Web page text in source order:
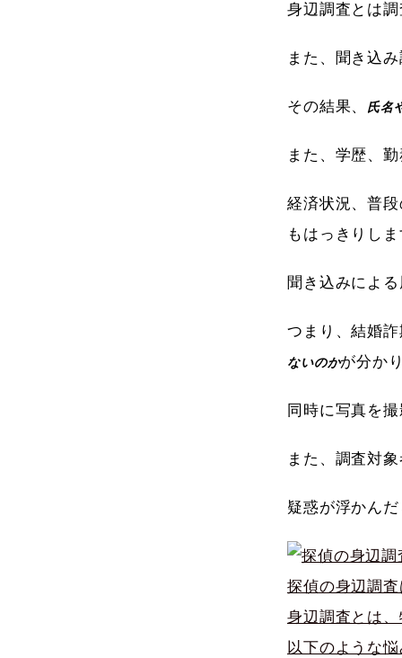
身辺調査とは
また、聞き込
その結果、 氏名
また、学歴、
経済状況、普
もはっきりし
聞き込みによ
つまり、結婚
ないのかが分か
同時に写真を
また、調査対
疑惑が浮かん
探偵の身辺調
身辺調査とは
以下のような